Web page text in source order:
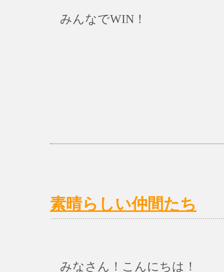
みんなでWIN！
素晴らしい仲間たち
みなさん！こんにちは！